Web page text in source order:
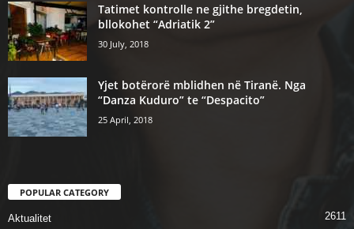
Tatimet kontrolle ne gjithe bregdetin,
bllokohet “Adriatik 2”
30 July, 2018
Yjet botërorë mblidhen në Tiranë. Nga
“Danza Kuduro” te “Despacito”
25 April, 2018
POPULAR CATEGORY
Aktualitet 2611